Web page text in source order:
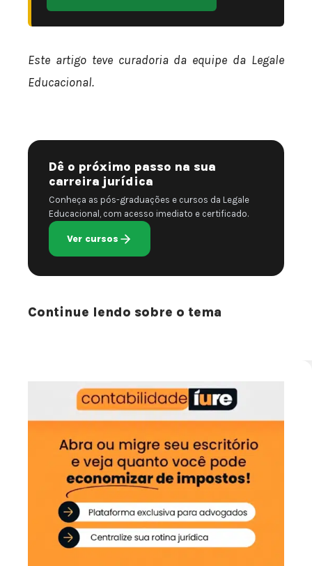
Este artigo teve curadoria da equipe da Legale
Educacional.
Dê o próximo passo na sua
carreira jurídica
Conheça as pós-graduações e cursos da Legale
Educacional, com acesso imediato e certificado.
Ver cursos
Continue lendo sobre o tema